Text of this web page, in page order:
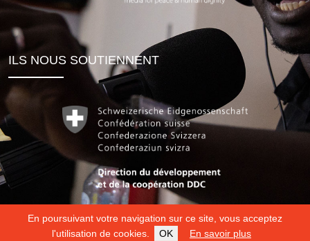
En poursuivant votre navigation sur ce site, vous acceptez
l'utilisation de cookies.
OK En savoir plus
ILS NOUS SOUTIENNENT